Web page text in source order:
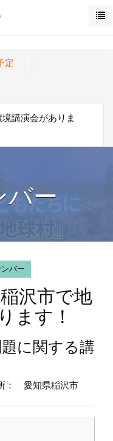
定
講演会がありま
バー
バー
沢市で地
ます！
に関する講
： 愛知県稲沢市